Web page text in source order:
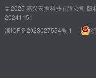
© 2025 嘉兴云推科技有限公司 版
20241151
浙ICP备2023027554号-1